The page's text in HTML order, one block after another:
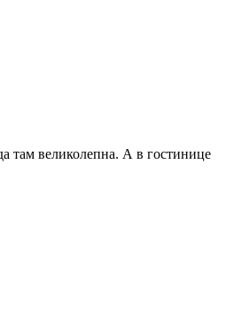
там великолепна. А в гостинице